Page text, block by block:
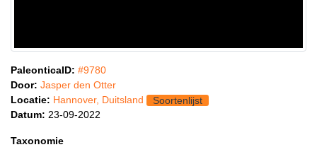
PaleonticaID: #9780
Door: Jasper den Otter
Locatie: Hannover, Duitsland
Soortenlijst
Datum: 23-09-2022
Taxonomie